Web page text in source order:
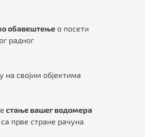
обавештење о посети
радног
својим објектима
стање вашег водомера
прве стране рачуна